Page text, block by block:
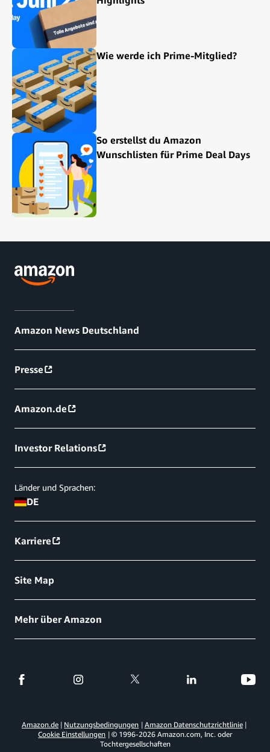
Wie werde ich Prime-Mitglied?
So erstellst du Amazon
Wunschlisten für Prime Deal Days
Amazon News Deutschland
Presse
Amazon.de
Investor Relations
Länder und Sprachen:
DE
Karriere
Site Map
Mehr über Amazon
Amazon.de Nutzungsbedingungen
Amazon Datenschutzrichtlinie
Cookie Einstellungen
© 1996-2026 Amazon.com, Inc. oder
Tochtergesellschaften